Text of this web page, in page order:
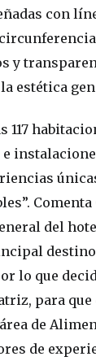
con
y
estética
117
del
lo que
para
de
de